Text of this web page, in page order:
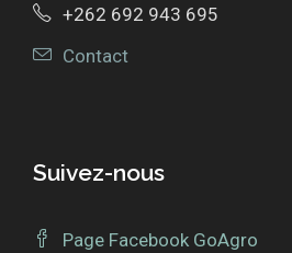
+262 692 943 695
Contact
Suivez-nous
Page Facebook GoAgro